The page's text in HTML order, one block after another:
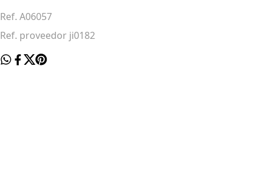
Ref. A06057
Ref. proveedor ji0182